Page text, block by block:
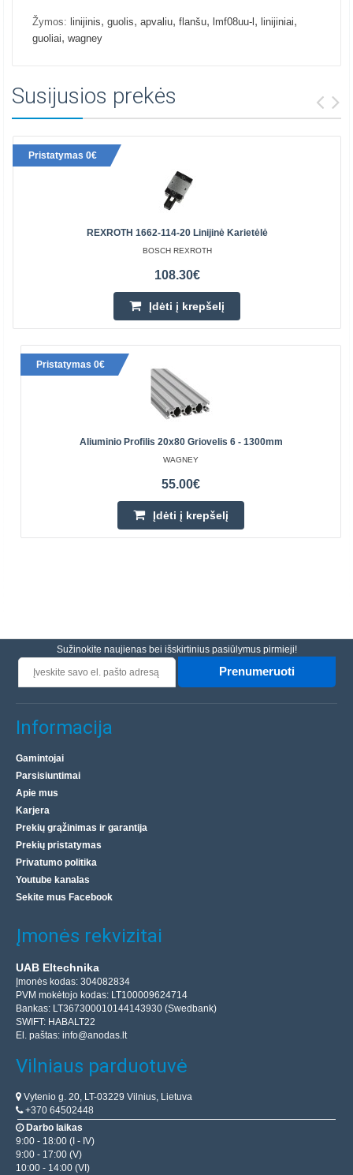
Žymos: linijinis, guolis, apvaliu, flanšu, lmf08uu-l , linijiniai,
guoliai, wagney
Susijusios prekės
Pristatymas 0€
REXROTH 1662-114-20 Linijinė Karietėlė
BOSCH REXROTH
108.30€
Įdėti į krepšelį
Pristatymas 0€
Aliuminio Profilis 20x80 Griovelis 6 - 1300mm
WAGNEY
55.00€
Įdėti į krepšelį
Sužinokite naujienas bei išskirtinius pasiūlymus pirmieji!
Prenumeruoti
Informacija
Gamintojai
Parsisiuntimai
Apie mus
Karjera
Prekių grąžinimas ir garantija
Prekių pristatymas
Privatumo politika
Youtube kanalas
Sekite mus Facebook
Įmonės rekvizitai
UAB Eltechnika
Įmonės kodas: 304082834
PVM mokėtojo kodas: LT100009624714
Bankas: LT367300010144143930 (Swedbank)
SWIFT: HABALT22
El. paštas: info@anodas.lt
Vilniaus parduotuvė
Vytenio g. 20, LT-03229 Vilnius, Lietuva
+370 64502448
Darbo laikas
9:00 - 18:00 (I - IV)
9:00 - 17:00 (V)
10:00 - 14:00 (VI)